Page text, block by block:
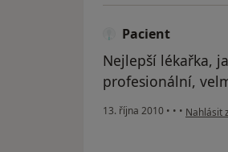
Pacient
Nejlepší lékařka,
profesionální,
13. října 2010 • • • podle
Nahlásit